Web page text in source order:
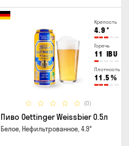
Крепость
4.9 °
Горечь
11 IBU
Плотность
11.5 %
(0)
Пиво Oettinger Weissbier 0.5л
Белое, Нефильтрованное, 4.9°